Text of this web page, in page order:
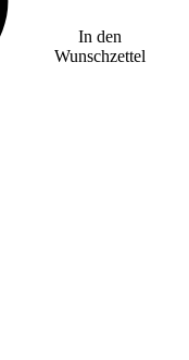
In den
Wunschzettel